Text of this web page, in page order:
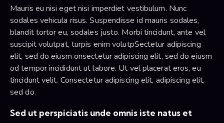
Mauris eu nisi eget nisi imperdiet vestibulum. Nunc
sodales vehicula risus. Suspendisse id mauris sodales,
blandit tortor eu, sodales justo. Morbi tincidunt, ante vel
suscipit volutpat, turpis enim volutpSectetur adipiscing
elit, sed do eiusm onsectetur adipiscing elit, sed do eiusm
od tempor incididunt ut labore. Ut vel placerat eros, eu
tincidunt velit. Consectetur adipiscing elit, adipiscing elit,
sed do.
Sed ut perspiciatis unde omnis iste natus et